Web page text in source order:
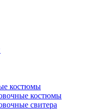
костюмы
костюмы
свитера